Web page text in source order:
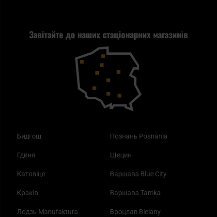
Tax Free
Завітайте до наших стаціонарних магазинів
Бидгощ
Гдиня
Катовіце
Краків
Лодзь Manufaktura
Познань Posnania
Щецин
Варшава Blue City
Варшава Tamka
Вроцлав Bielany
Повернення товару
Blackout - що це таке?
Як працює маска від смогу?
Найкращі спальні мішки на осінь
Самозахист